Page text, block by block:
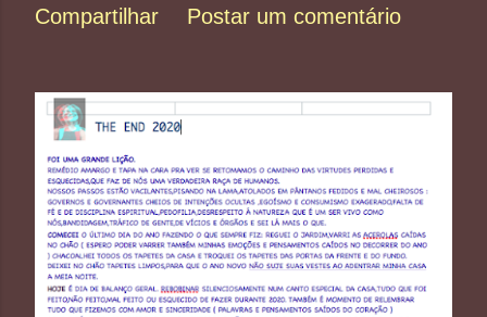
Compartilhar
Postar um comentário